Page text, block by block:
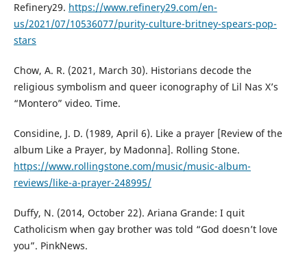
Refinery29. https://www.refinery29.com/en-
us/2021/07/10536077/purity-culture-britney-spears-pop-
stars
Chow, A. R. (2021, March 30). Historians decode the
religious symbolism and queer iconography of Lil Nas X’s
“Montero” video. Time.
Considine, J. D. (1989, April 6). Like a prayer [Review of the
album Like a Prayer, by Madonna]. Rolling Stone.
https://www.rollingstone.com/music/music-album-
reviews/like-a-prayer-248995/
Duffy, N. (2014, October 22). Ariana Grande: I quit
Catholicism when gay brother was told “God doesn’t love
you”. PinkNews.